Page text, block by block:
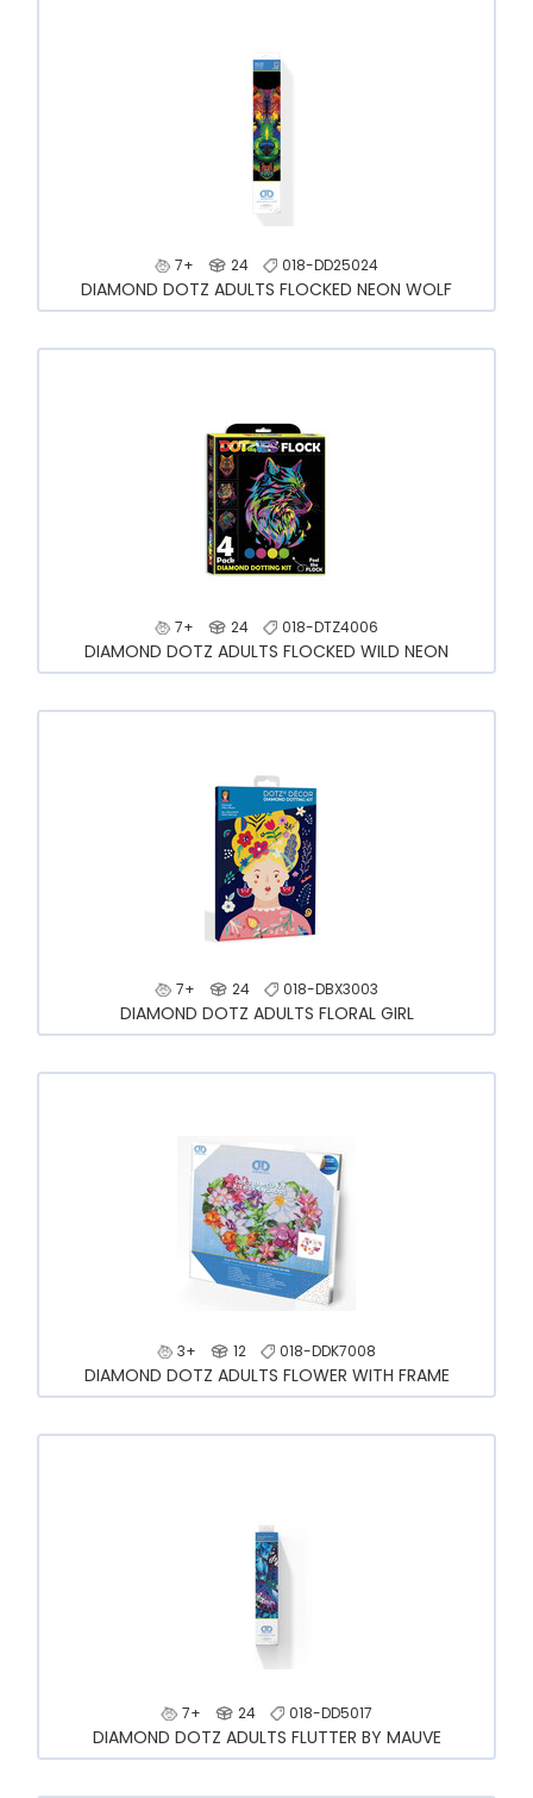
7+ 24 018-DD25024
DIAMOND DOTZ ADULTS FLOCKED NEON WOLF
7+ 24 018-DTZ4006
DIAMOND DOTZ ADULTS FLOCKED WILD NEON
7+ 24 018-DBX3003
DIAMOND DOTZ ADULTS FLORAL GIRL
3+ 12 018-DDK7008
DIAMOND DOTZ ADULTS FLOWER WITH FRAME
7+ 24 018-DD5017
DIAMOND DOTZ ADULTS FLUTTER BY MAUVE